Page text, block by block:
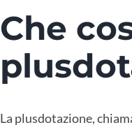
Che
La plusdotazione,